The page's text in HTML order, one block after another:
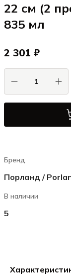
22 см (2
835 мл
2 301 ₽
Бренд
Порланд /
В наличии
5